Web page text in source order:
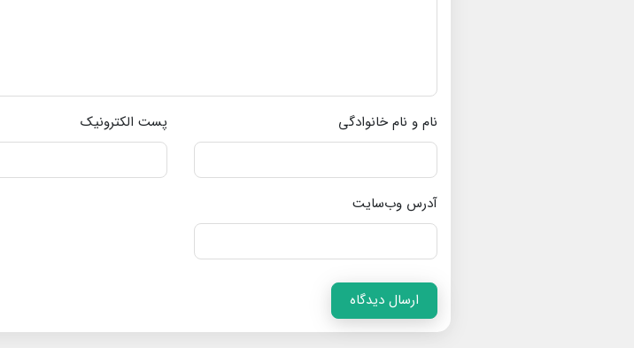
نام و نام خانوادگی پست الکترونیک
آدرس وب‌سایت
ارسال دیدگاه